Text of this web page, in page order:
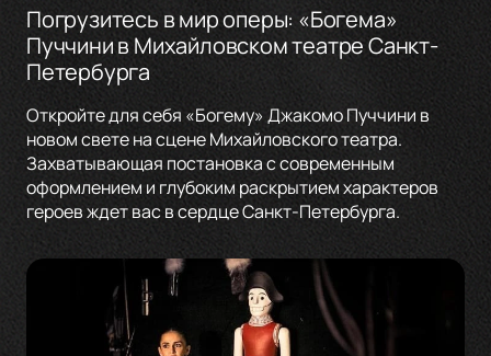
Погрузитесь в мир оперы: «Богема»
Пуччини в Михайловском театре Санкт-
Петербурга
Откройте для себя «Богему» Джакомо Пуччини в
новом свете на сцене Михайловского театра.
Захватывающая постановка с современным
оформлением и глубоким раскрытием характеров
героев ждет вас в сердце Санкт-Петербурга.